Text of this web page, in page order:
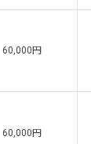
60,000円
60,000円